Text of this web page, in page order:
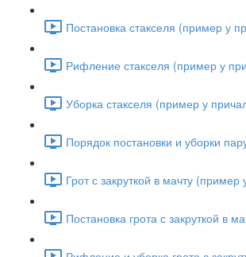
Постановка стакселя (пример у
Рифление стакселя (пример у
Уборка стакселя (пример у
Порядок постановки и уборки
Грот с закруткой в мачту
Постановка грота с закруткой в